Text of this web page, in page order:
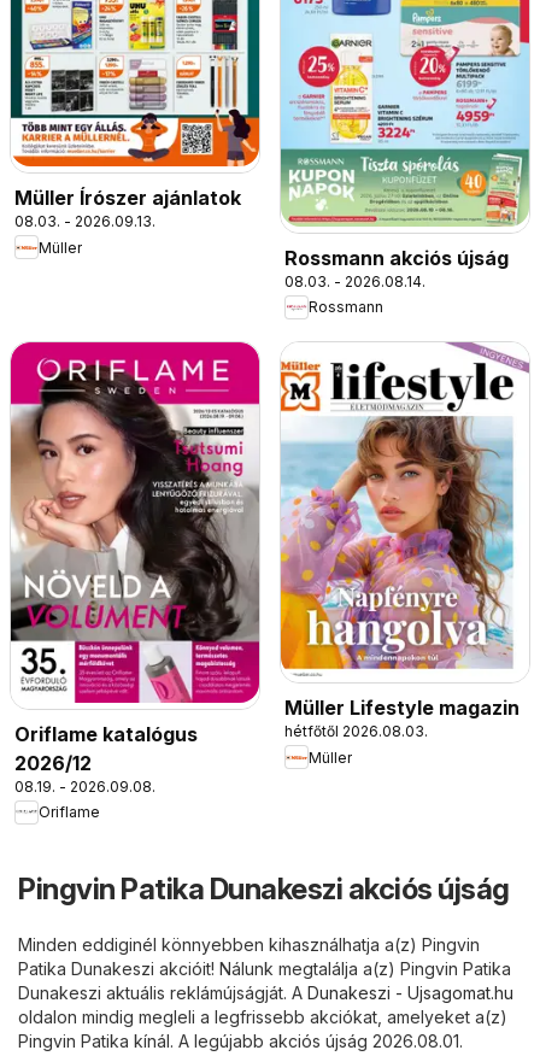
Müller Írószer ajánlatok
08.03. - 2026.09.13.
Müller
Rossmann akciós újság
08.03. - 2026.08.14.
Rossmann
Oriflame katalógus
2026/12
08.19. - 2026.09.08.
Oriflame
Müller Lifestyle magazin
hétfőtől 2026.08.03.
Müller
Pingvin Patika Dunakeszi akciós újság
Minden eddiginél könnyebben kihasználhatja a(z) Pingvin
Patika Dunakeszi akcióit! Nálunk megtalálja a(z) Pingvin Patika
Dunakeszi aktuális reklámújságját. A Dunakeszi - Ujsagomat.hu
oldalon mindig megleli a legfrissebb akciókat, amelyeket a(z)
Pingvin Patika kínál. A legújabb akciós újság 2026.08.01.